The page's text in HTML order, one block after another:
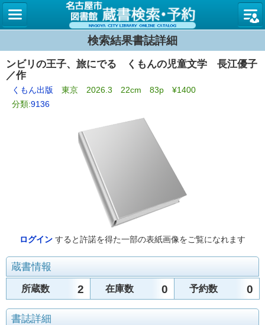
名古屋
検索結果書誌詳細
ンビリの王子、旅にでる くもんの児童文学 長江優子
／作
くもん出版 東京 2026.3 22cm 83p ¥1400
分類:9136
ログイン すると許諾を得た一部の表紙画像をご覧になれます
蔵書情報
所蔵数 2 在庫数 0 予約数 0
書誌詳細